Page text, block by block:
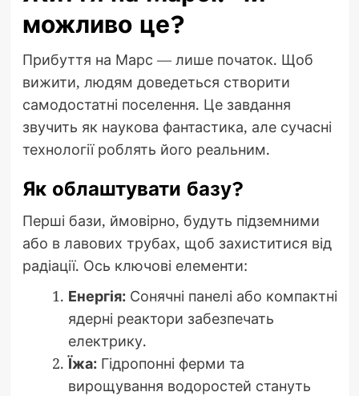
можливо це?
Прибуття на Марс — лише початок. Щоб
вижити, людям доведеться створити
самодостатні поселення. Це завдання
звучить як наукова фантастика, але сучасні
технології роблять його реальним.
Як облаштувати базу?
Перші бази, ймовірно, будуть підземними
або в лавових трубах, щоб захиститися від
радіації. Ось ключові елементи:
Енергія:Сонячні панелі або компактні
ядерні реактори забезпечать
електрику.
Їжа:Гідропонні ферми та
вирощування водоростей стануть